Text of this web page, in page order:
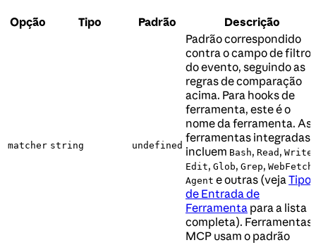
Opção Tipo Padrão Descrição
matcher string undefined
Padrão correspondido
contra o campo de filtro
do evento, seguindo as
regras de comparação
acima. Para hooks de
ferramenta, este é o
nome da ferramenta. As
ferramentas integradas
incluem Bash, Read , Write
Edit, Glob, Grep, WebFetch
Agent e outras (vejaTipos
de Entrada de
Ferramenta para a lista
completa). Ferramentas
MCP usam o padrão